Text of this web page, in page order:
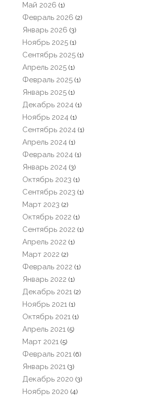
Май 2026 (1)
Февраль 2026 (2)
Январь 2026 (3)
Ноябрь 2025 (1)
Сентябрь 2025 (1)
Апрель 2025 (1)
Февраль 2025 (1)
Январь 2025 (1)
Декабрь 2024 (1)
Ноябрь 2024 (1)
Сентябрь 2024 (1)
Апрель 2024 (1)
Февраль 2024 (1)
Январь 2024 (3)
Октябрь 2023 (1)
Сентябрь 2023 (1)
Март 2023 (2)
Октябрь 2022 (1)
Сентябрь 2022 (1)
Апрель 2022 (1)
Март 2022 (2)
Февраль 2022 (1)
Январь 2022 (1)
Декабрь 2021 (2)
Ноябрь 2021 (1)
Октябрь 2021 (1)
Апрель 2021 (5)
Март 2021 (5)
Февраль 2021 (6)
Январь 2021 (3)
Декабрь 2020 (3)
Ноябрь 2020 (4)